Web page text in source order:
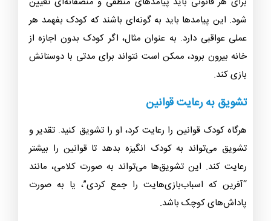
شود. این پیامدها باید به گونه‌ای باشند که کودک بفهمد هر
عملی عواقبی دارد. به عنوان مثال، اگر کودک بدون اجازه از
خانه بیرون برود، ممکن است نتواند برای مدتی با دوستانش
بازی کند.
تشویق به رعایت قوانین
هرگاه کودک قوانین را رعایت کرد، او را تشویق کنید. تقدیر و
تشویق می‌تواند به کودک انگیزه بدهد تا قوانین را بیشتر
رعایت کند. این تشویق‌ها می‌تواند به صورت کلامی، مانند
“آفرین که اسباب‌بازی‌هایت را جمع کردی”، یا به صورت
پاداش‌های کوچک باشد.